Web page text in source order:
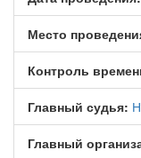
Место
Контроль
Главный судья:
Главный